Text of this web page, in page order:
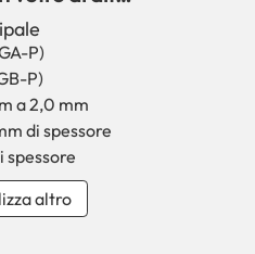
P)
P)
a 2,0 mm
di spessore
spessore
altro